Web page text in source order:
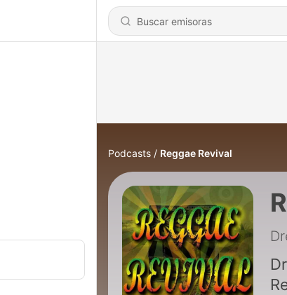
Podcasts Reggae Revival